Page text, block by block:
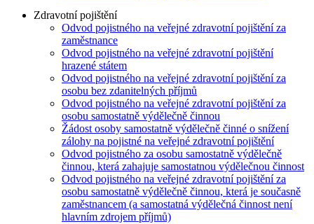
Zdravotní pojištění
Odvod pojistného na veřejné zdravotní pojištění za
zaměstnance
Odvod pojistného na veřejné zdravotní pojištění
hrazené státem
Odvod pojistného na veřejné zdravotní pojištění za
osobu bez zdanitelných příjmů
Odvod pojistného na veřejné zdravotní pojištění za
osobu samostatně výdělečně činnou
Žádost osoby samostatně výdělečně činné o snížení
zálohy na pojistné na veřejné zdravotní pojištění
Odvod pojistného za osobu samostatně výdělečně
činnou, která zahajuje samostatnou výdělečnou činnost
Odvod pojistného na veřejné zdravotní pojištění za
osobu samostatně výdělečně činnou, která je současně
zaměstnancem (a samostatná výdělečná činnost není
hlavním zdrojem příjmů)